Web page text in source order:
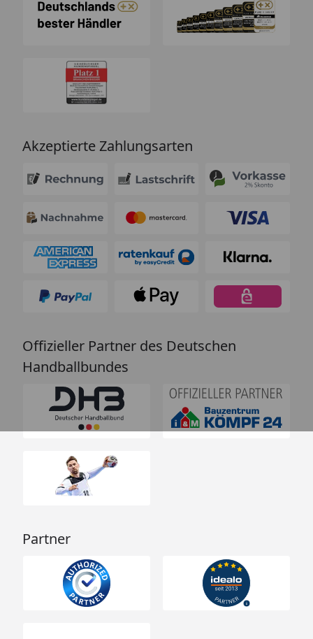
Akzeptierte Zahlungsarten
Offizieller Partner des Deutschen
Handballbundes
Partner